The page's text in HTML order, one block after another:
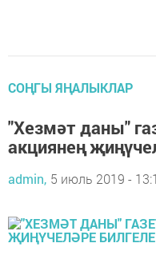
СОҢГЫ ЯҢАЛЫКЛАР
"Хезмәт даны"
акциянең
admin, 5 июль 2019 -